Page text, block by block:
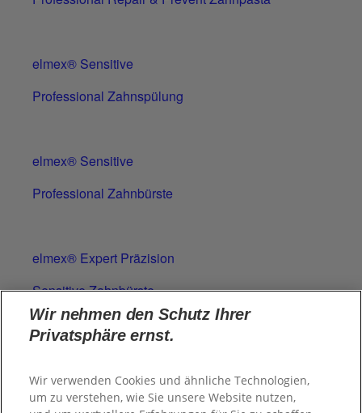
elmex® Sensitive
Professional Zahnspülung
elmex® Sensitive
Professional Zahnbürste
elmex® Expert Präzision
Sensitive Zahnbürste
Vorige
Weiter
Webseite
Wir nehmen den Schutz Ihrer
Privatsphäre ernst.
Wir verwenden Cookies und ähnliche Technologien,
um zu verstehen, wie Sie unsere Website nutzen,